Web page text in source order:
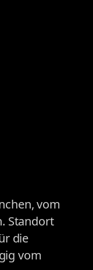
vom
Standort
die
vom